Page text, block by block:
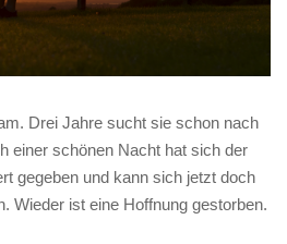
Drei Jahre sucht sie schon nach
einer schönen Nacht hat sich der
gegeben und kann sich jetzt doch
Wieder ist eine Hoffnung gestorben.